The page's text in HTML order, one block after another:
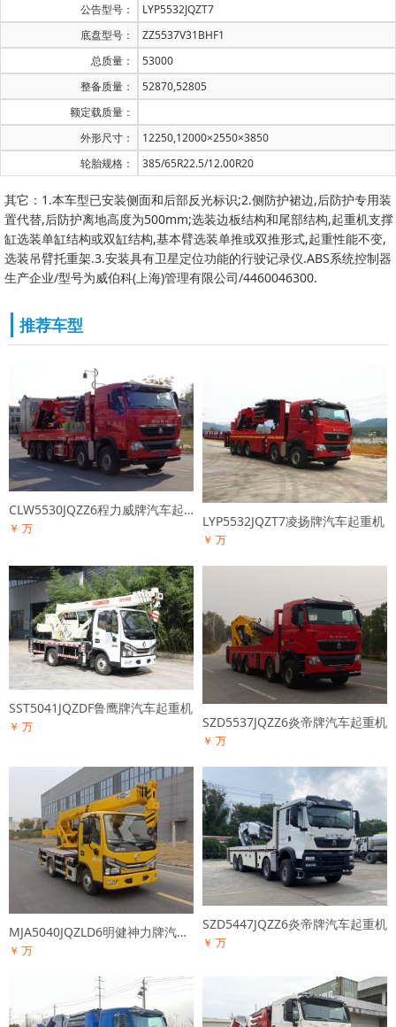
公告型号：
LYP5532JQZT7
底盘型号：
ZZ5537V31BHF1
总质量：
53000
整备质量：
52870,52805
额定载质量：
外形尺寸：
12250,12000×2550×3850
轮胎规格：
385/65R22.5/12.00R20
其它：1.本车型已安装侧面和后部反光标识;2.侧防护裙边,后防护专用装
置代替,后防护离地高度为500mm;选装边板结构和尾部结构,起重机支撑
缸选装单缸结构或双缸结构,基本臂选装单推或双推形式,起重性能不变,
选装吊臂托重架.3.安装具有卫星定位功能的行驶记录仪.ABS系统控制器
生产企业/型号为威伯科(上海)管理有限公司/4460046300.
推荐车型
CLW5530JQZZ6程力威牌汽车起重机
￥ 万 LYP5532JQZT7凌扬牌汽车起重机
￥ 万
SST5041JQZDF鲁鹰牌汽车起重机
￥ 万 SZD5537JQZZ6炎帝牌汽车起重机
￥ 万
MJA5040JQZLD6明健神力牌汽车起重机
￥ 万
SZD5447JQZZ6炎帝牌汽车起重机
￥ 万